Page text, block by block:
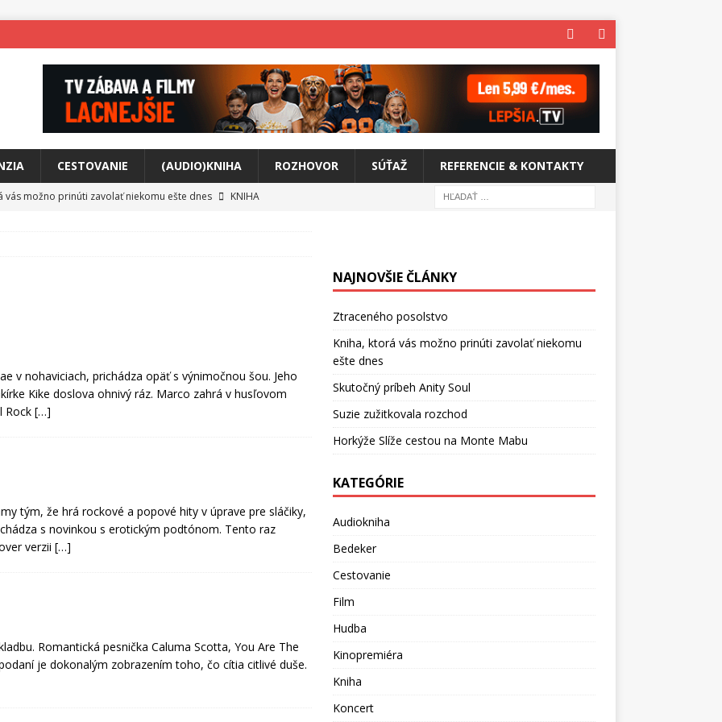
CESTOVANIE (AUDIO)KNIHA ROZHOVOR SÚŤAŽ REFERENCIE & KONTAKTY
vás možno prinúti zavolať niekomu ešte dnes
KNIHA
v nohaviciach, prichádza opäť s výnimočnou šou. Jeho
Kike doslova ohnivý ráz. Marco zahrá v husľovom
Rock […]
tým, že hrá rockové a popové hity v úprave pre sláčiky,
s novinkou s erotickým podtónom. Tento raz
verzii […]
Romantická pesnička Caluma Scotta, You Are The
je dokonalým zobrazením toho, čo cítia citlivé duše.
NAJNOVŠIE ČLÁNKY
Ztraceného posolstvo
Kniha, ktorá vás možno prinúti zavolať niekomu
ešte dnes
Skutočný príbeh Anity Soul
Suzie zužitkovala rozchod
Horkýže Slíže cestou na Monte Mabu
KATEGÓRIE
Audiokniha
Bedeker
Cestovanie
Film
Hudba
Kinopremiéra
Kniha
Koncert